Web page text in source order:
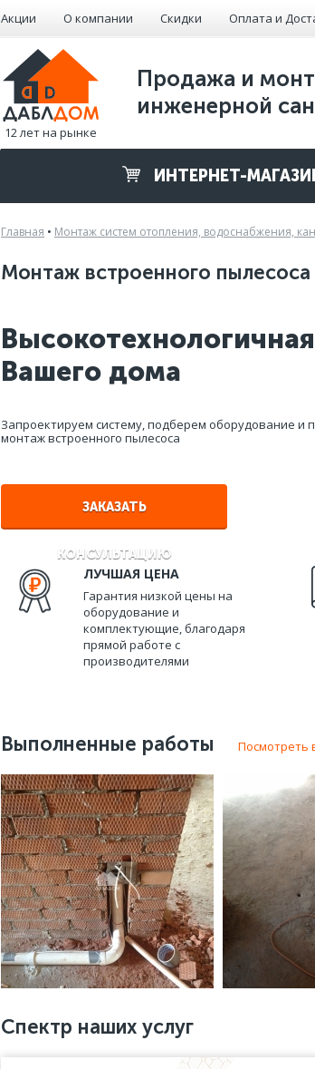
Акции О компании Скидки Оплата и
12 лет на рынке
Продажа и
инженерной
ИНТЕРНЕТ-
Главная • Монтаж систем отопления, водоснабжения,
Монтаж встроенного
Вашего дома
Запроектируем систему, подберем оборудование и
монтаж встроенного пылесоса
ЗАКАЗАТЬ
КОНСУЛЬТАЦИЮ
ЛУЧШАЯ ЦЕНА
Гарантия низкой цены на
оборудование и
комплектующие, благодаря
прямой работе с
производителями
Выполненные работы Посмотреть
Спектр наших услуг